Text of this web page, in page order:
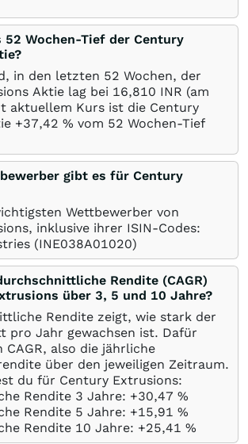
52 Wochen-Tief der Century
in den letzten 52 Wochen, der
Aktie lag bei 16,810 INR (am
aktuellem Kurs ist die Century
+37,42 % vom 52 Wochen-Tief
gibt es für Century
Wettbewerber von
inklusive ihrer ISIN-Codes:
(INE038A01020)
Rendite (CAGR)
über 3, 5 und 10 Jahre?
Rendite zeigt, wie stark der
pro Jahr gewachsen ist. Dafür
also die jährliche
über den jeweiligen Zeitraum.
du für Century Extrusions:
Rendite 3 Jahre: +30,47 %
Rendite 5 Jahre: +15,91 %
Rendite 10 Jahre: +25,41 %